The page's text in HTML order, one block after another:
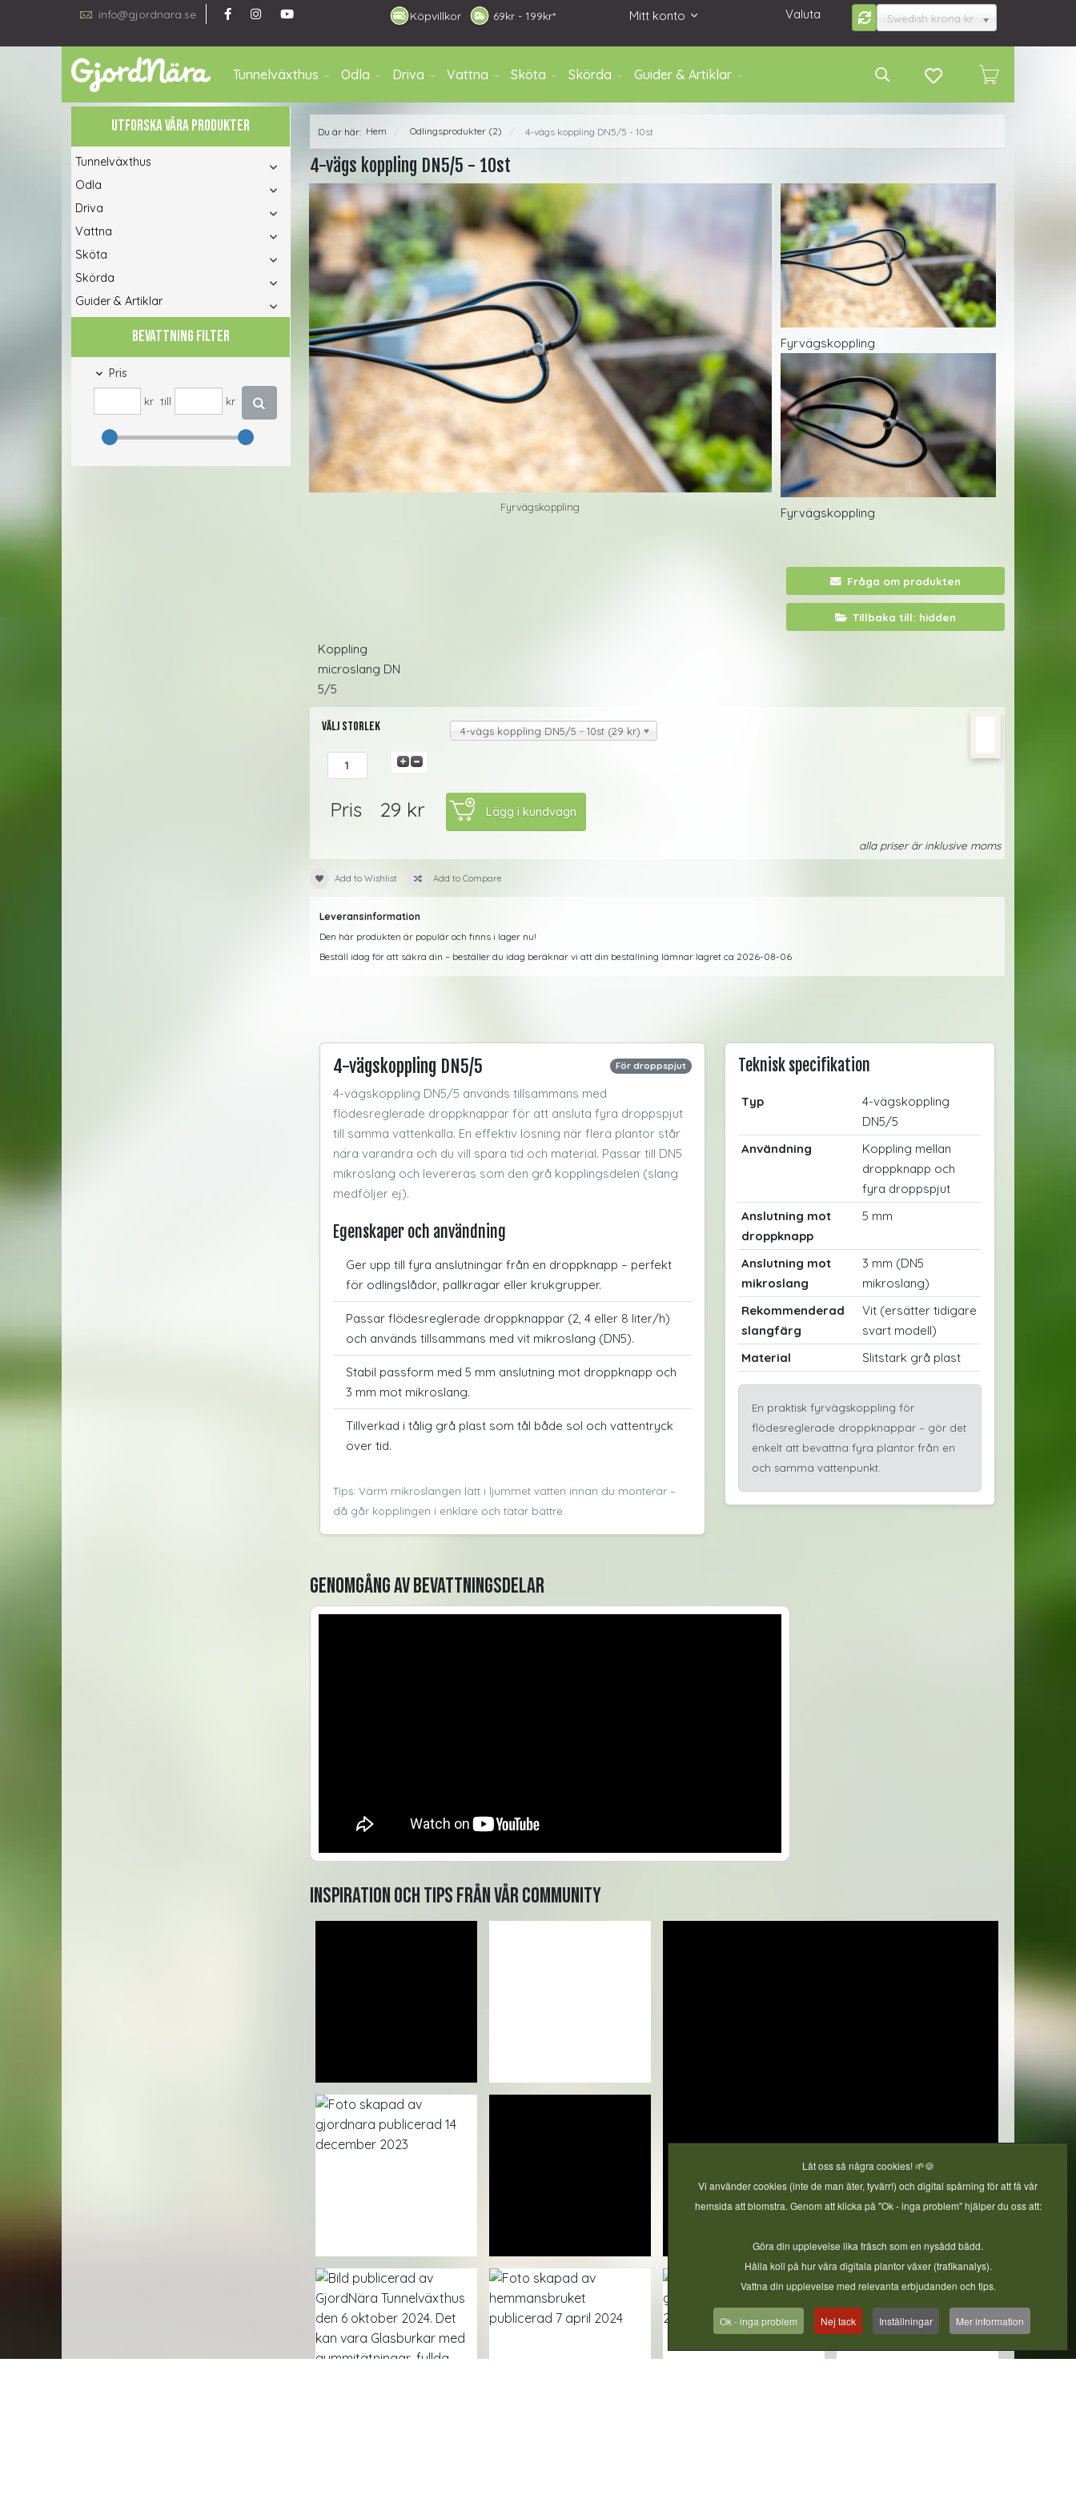
info@gjordnara.se Mitt konto
69kr - 199kr*
Köpvillkor Valuta Swedish krona kr
Tunnelväxthus Odla Driva Vattna Sköta Skörda Guider & Artiklar
UTFORSKA VÅRA PRODUKTER
Tunnelväxthus
Odla
Driva
Vattna
Sköta
Skörda
Guider & Artiklar
BEVATTNING FILTER
Pris
kr till kr
Du är här: Hem Odlingsprodukter (2) / 4-vägs koppling DN5/5 - 10st
4-vägs koppling DN5/5 - 10st
Fyrvägskoppling
Fyrvägskoppling
Fyrvägskoppling
Fråga om produkten
Tillbaka till: hidden
Koppling
microslang DN
5/5
Välj storlek 4-vägs koppling DN5/5 - 10st (29 kr)
Pris 29 kr
alla priser är inklusive moms
Add to Wishlist Add to Compare
Leveransinformation
Den här produkten är populär och finns i lager nu!
Beställ idag för att säkra din – beställer du idag beräknar vi att din beställning lämnar lagret ca 2026-08-06
4-vägskoppling DN5/5 För droppspjut
4-vägskoppling DN5/5 används tillsammans med
flödesreglerade droppknappar för att ansluta fyra droppspjut
till samma vattenkälla. En effektiv lösning när flera plantor står
nära varandra och du vill spara tid och material. Passar till DN5
mikroslang och levereras som den grå kopplingsdelen (slang
medföljer ej).
Egenskaper och användning
Ger upp till fyra anslutningar från en droppknapp – perfekt
för odlingslådor, pallkragar eller krukgrupper.
Passar flödesreglerade droppknappar (2, 4 eller 8 liter/h)
och används tillsammans med vit mikroslang (DN5).
Stabil passform med 5 mm anslutning mot droppknapp och
3 mm mot mikroslang.
Tillverkad i tålig grå plast som tål både sol och vattentryck
över tid.
Tips: Värm mikroslangen lätt i ljummet vatten innan du monterar –
då går kopplingen i enklare och tätar bättre.
Teknisk specifikation
Typ
4-vägskoppling
DN5/5
Användning
Koppling mellan
droppknapp och
fyra droppspjut
Anslutning mot
droppknapp
5 mm
Anslutning mot
mikroslang
3 mm (DN5
mikroslang)
Rekommenderad
slangfärg
Vit (ersätter tidigare
svart modell)
Material
Slitstark grå plast
En praktisk fyrvägskoppling för
flödesreglerade droppknappar – gör det
enkelt att bevattna fyra plantor från en
och samma vattenpunkt.
Genomgång av bevattningsdelar
Inspiration och tips från vår community
Låt oss så några cookies! 🌱🍪
Vi använder cookies (inte de man äter, tyvärr!) och digital spårning för att få vår
hemsida att blomstra. Genom att klicka på "Ok - inga problem" hjälper du oss att:
Göra din upplevelse lika fräsch som en nysådd bädd.
Hålla koll på hur våra digitala plantor växer (trafikanalys).
Vattna din upplevelse med relevanta erbjudanden och tips.
Ok - inga problem Nej tack Inställningar Mer information